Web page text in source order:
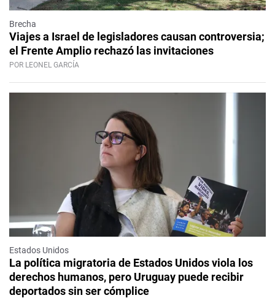
Brecha
Viajes a Israel de legisladores causan controversia;
el Frente Amplio rechazó las invitaciones
POR LEONEL GARCÍA
Estados Unidos
La política migratoria de Estados Unidos viola los
derechos humanos, pero Uruguay puede recibir
deportados sin ser cómplice